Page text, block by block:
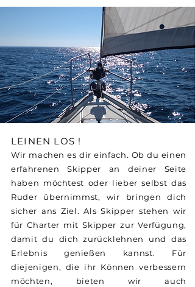
LEINEN LOS !
Wir machen es dir einfach. Ob du einen
erfahrenen Skipper an deiner Seite
haben möchtest oder lieber selbst das
Ruder übernimmst, wir bringen dich
sicher ans Ziel. Als Skipper stehen wir
für Charter mit Skipper zur Verfügung,
damit du dich zurücklehnen und das
Erlebnis genießen kannst. Für
diejenigen, die ihr Können verbessern
möchten, bieten wir auch